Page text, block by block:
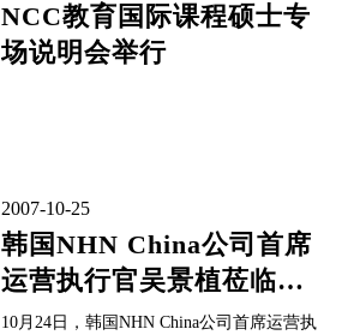
NCC教育国际课程硕士专
场说明会举行
2007-10-25
韩国NHN China公司首席
运营执行官吴景植莅临我
院参观考察
10月24日，韩国NHN China公司首席运营执